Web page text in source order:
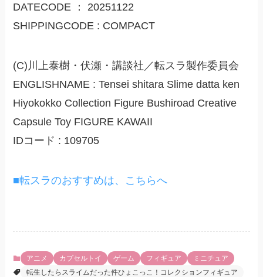
DATECODE ： 20251122
SHIPPINGCODE : COMPACT
(C)川上泰樹・伏瀬・講談社／転スラ製作委員会
ENGLISHNAME : Tensei shitara Slime datta ken
Hiyokokko Collection Figure Bushiroad Creative
Capsule Toy FIGURE KAWAII
IDコード : 109705
■転スラのおすすめは、こちらへ
アニメ カプセルトイ ゲーム フィギュア
ミニチュア
転生したらスライムだった件ひょこっこ！コレクションフィギュア